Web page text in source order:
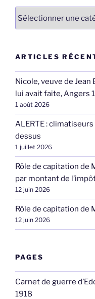
ARTICLES
Nicole, veuve de Jean
lui avait faite, Angers
1 août 2026
ALERTE :
dessus
1 juillet 2026
Rôle de capitation de
par montant de
12 juin 2026
Rôle de capitation de
12 juin 2026
PAGES
Carnet de guerre
1918